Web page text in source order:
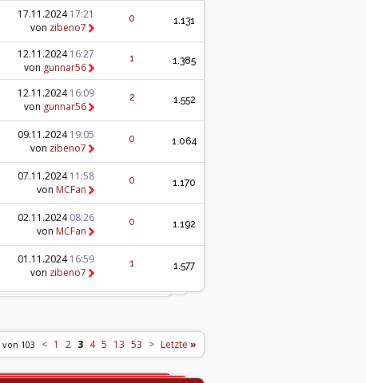
17.11.202417:21
von zibeno7
0 1.131
12.11.202416:27
von gunnar56
1 1.385
12.11.202416:09
von gunnar56
2 1.552
09.11.202419:05
von zibeno7
0 1.064
07.11.202411:58
von MCFan
0 1.170
02.11.202408:26
von MCFan
0 1.192
01.11.202416:59
von zibeno7
1 1.577
von 103 < 1 2 3 4 5 13 53 > Letzte »